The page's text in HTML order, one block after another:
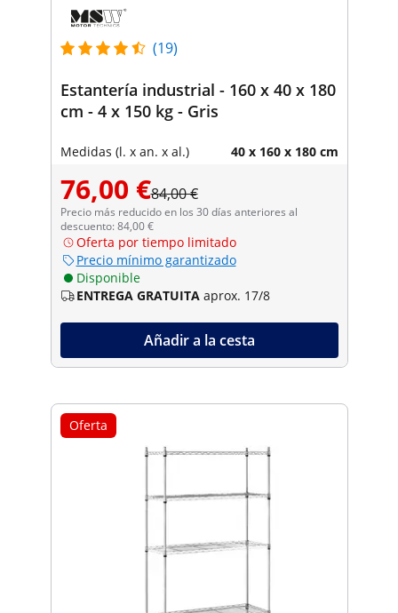
(19)
Estantería industrial - 160 x 40 x 180
cm - 4 x 150 kg - Gris
Medidas (l. x an. x al.) 40 x 160 x 180 cm
76,00 €84,00 €
Precio más reducido en los 30 días anteriores al
descuento: 84,00 €
Oferta por tiempo limitado
Precio mínimo garantizado
Disponible
ENTREGA GRATUITA aprox. 17/8
Añadir a la cesta
Oferta